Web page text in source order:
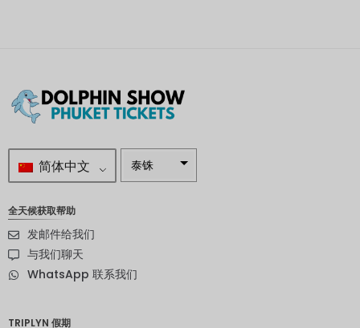
简体中文 泰铢
挪威克朗
全天候获取帮助
发邮件给我们
与我们聊天
WhatsApp 联系我们
TRIPLYN 假期